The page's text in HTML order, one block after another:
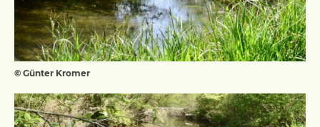
© Günter Kromer